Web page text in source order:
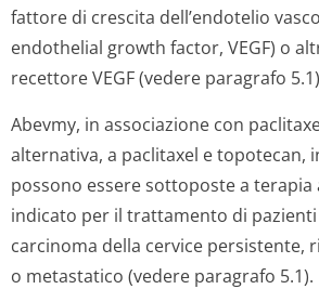
fattore di crescita dell’endotelio
endothelial growth factor, VEGF) o
recettore VEGF (vedere paragrafo
Abevmy, in associazione con
alternativa, a paclitaxel e topotecan,
possono essere sottoposte a terapia
indicato per il trattamento di
carcinoma della cervice persistente,
o metastatico (vedere paragrafo 5.1).